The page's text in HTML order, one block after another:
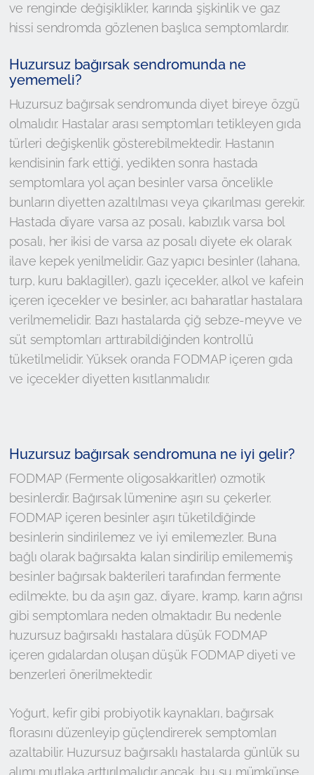
ve renginde değişiklikler, karında şişkinlik ve gaz
hissi sendromda gözlenen başlıca semptomlardır.
Huzursuz bağırsak sendromunda ne
yememeli?
Huzursuz bağırsak sendromunda diyet bireye özgü
olmalıdır. Hastalar arası semptomları tetikleyen gıda
türleri değişkenlik gösterebilmektedir. Hastanın
kendisinin fark ettiği, yedikten sonra hastada
semptomlara yol açan besinler varsa öncelikle
bunların diyetten azaltılması veya çıkarılması gerekir.
Hastada diyare varsa az posalı, kabızlık varsa bol
posalı, her ikisi de varsa az posalı diyete ek olarak
ilave kepek yenilmelidir. Gaz yapıcı besinler (lahana,
turp, kuru baklagiller), gazlı içecekler, alkol ve kafein
içeren içecekler ve besinler, acı baharatlar hastalara
verilmemelidir. Bazı hastalarda çiğ sebze-meyve ve
süt semptomları arttırabildiğinden kontrollü
tüketilmelidir. Yüksek oranda FODMAP içeren gıda
ve içecekler diyetten kısıtlanmalıdır.
Huzursuz bağırsak sendromuna ne iyi gelir?
FODMAP (Fermente oligosakkaritler) ozmotik
besinlerdir. Bağırsak lümenine aşırı su çekerler.
FODMAP içeren besinler aşırı tüketildiğinde
besinlerin sindirilemez ve iyi emilemezler. Buna
bağlı olarak bağırsakta kalan sindirilip emilememiş
besinler bağırsak bakterileri tarafından fermente
edilmekte, bu da aşırı gaz, diyare, kramp, karın ağrısı
gibi semptomlara neden olmaktadır. Bu nedenle
huzursuz bağırsaklı hastalara düşük FODMAP
içeren gıdalardan oluşan düşük FODMAP diyeti ve
benzerleri önerilmektedir.
Yoğurt, kefir gibi probiyotik kaynakları, bağırsak
florasını düzenleyip güçlendirerek semptomları
azaltabilir. Huzursuz bağırsaklı hastalarda günlük su
alımı mutlaka arttırılmalıdır ancak, bu su mümkünse